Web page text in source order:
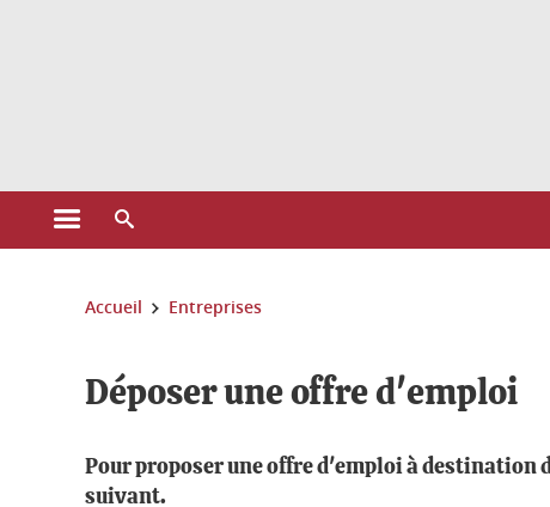
Ouvrir le menu principal
Vous êtes ici :
Accueil Entreprises
Déposer une offre d'emploi
Pour proposer une offre d'emploi à destination
suivant.